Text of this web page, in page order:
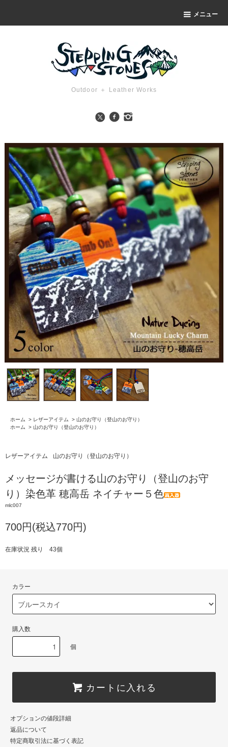
メニュー
Outdoor ＋ Leather Works
ホーム > レザーアイテム > 山のお守り（登山のお守り）
ホーム
> 山のお守り（登山のお守り）
レザーアイテム 山のお守り（登山のお守り）
メッセージが書ける山のお守り（登山のお守
り）染色革 穂高岳 ネイチャー５色
mlc007
700円(税込770円)
在庫状況 残り 43個
カラー
購入数
個
カートに入れる
オプションの値段詳細
返品について
特定商取引法に基づく表記